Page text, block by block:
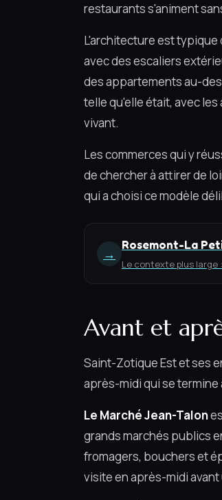
restaurants s'animent
L'architecture est typique
avec des escaliers
des appartements au-
telle qu'elle était, avec
vivant.
Les commerces qui y
de chercher à attirer de
qui a choisi ce modèle
→
Rosemont-La
Le contexte plus large
Avant et
Saint-Zotique Est et ses
après-midi qui se termine
Le Marché Jean-Talon
grands marchés publics
fromagers, bouchers et
visite en après-midi